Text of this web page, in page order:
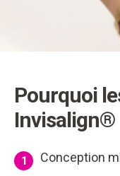
Pourquoi
Invisalign®
1 Conception